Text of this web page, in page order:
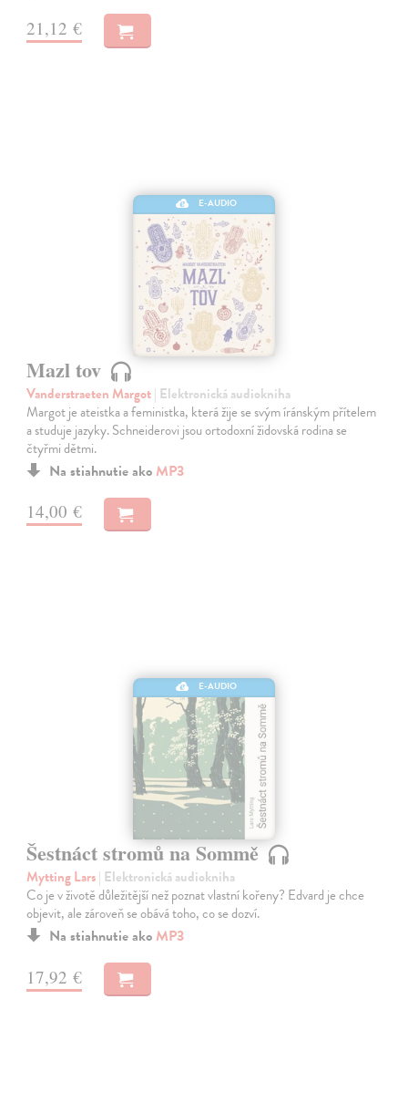
21,12 €
E-AUDIO
Mazl tov
Vanderstraeten Margot| Elektronická audiokniha
Margot je ateistka a feministka, která žije se svým íránským přítelem
a studuje jazyky. Schneiderovi jsou ortodoxní židovská rodina se
čtyřmi dětmi.
Na stiahnutie ako MP3
14,00 €
E-AUDIO
Šestnáct stromů na Sommě
Mytting Lars| Elektronická audiokniha
Co je v životě důležitější než poznat vlastní kořeny? Edvard je chce
objevit, ale zároveň se obává toho, co se dozví.
Na stiahnutie ako MP3
17,92 €